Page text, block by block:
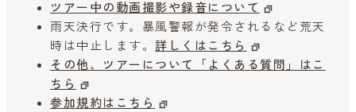
ツアー中の動画撮影や録音について
雨天決行です。暴風警報が発令されるなど荒天
時は中止します。 詳しくはこちら
その他、ツアーについて「よくある質問」はこ
ちら
参加規約はこちら